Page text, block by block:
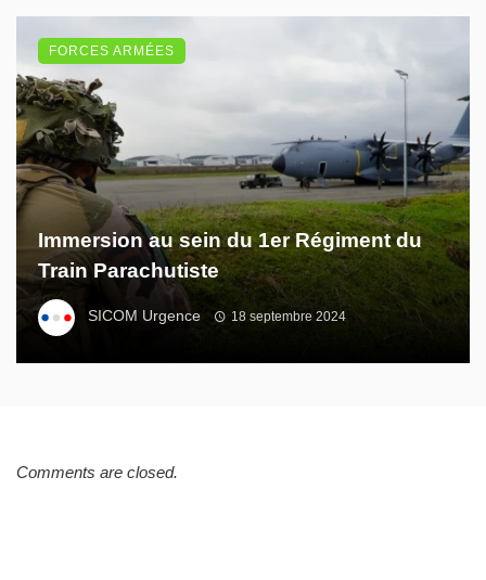
Immersion au sein du 1er Régiment du
Train Parachutiste
SICOM Urgence 18 septembre 2024
FORCES ARMÉES
Comments are closed.